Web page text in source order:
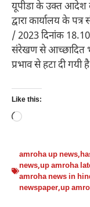
यूपीडा के उक्त आदेश
द्वारा कार्यालय के
/ 2023 दिनांक
संरेखण से आच्छादित
प्रभाव से हटा दी गयी
Like this:
Loading…
amroha up news,
news,up amroha
amroha news in
newspaper,up